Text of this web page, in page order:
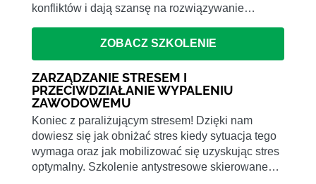
konfliktów i dają szansę na rozwiązywanie…
ZOBACZ SZKOLENIE
ZARZĄDZANIE STRESEM I
PRZECIWDZIAŁANIE WYPALENIU
ZAWODOWEMU
Koniec z paraliżującym stresem! Dzięki nam
dowiesz się jak obniżać stres kiedy sytuacja tego
wymaga oraz jak mobilizować się uzyskując stres
optymalny. Szkolenie antystresowe skierowane…